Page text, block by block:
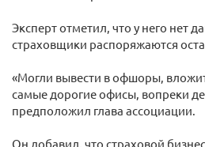
Эксперт отметил, что у него нет
страховщики распоряжаются
«Могли вывести в офшоры,
самые дорогие офисы, вопреки
предположил глава ассоциации.
Он добавил, что страховой